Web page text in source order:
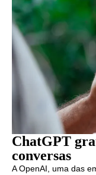
ChatGPT
conversas
A OpenAI, uma das